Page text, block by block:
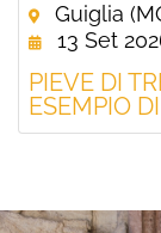
Guiglia
13 Set
PIEVE DI
ESEMPIO